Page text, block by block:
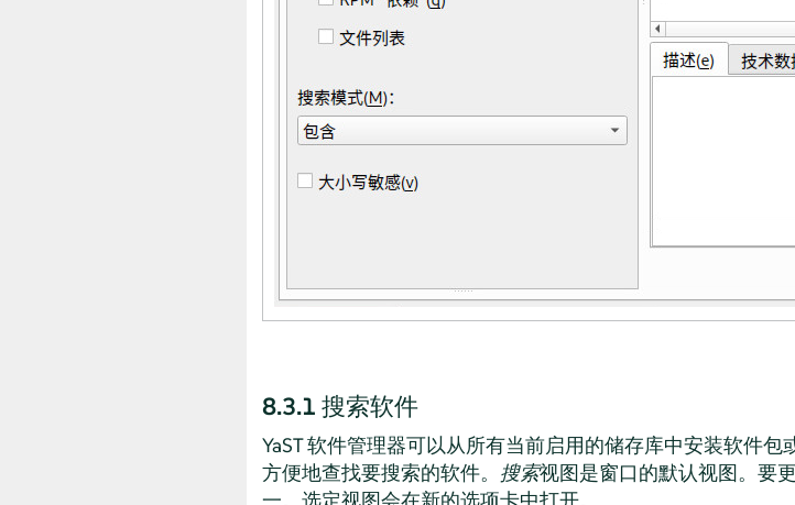
8.3.1 搜索软件
YaST 软件管理器可以从所有当前启用的储存库中安装软件
方便地查找要搜索的软件。 搜索视图是窗口的默认视图。要
一。选定视图会在新的选项卡中打开。